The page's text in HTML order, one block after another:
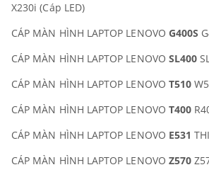
X230i (Cáp LED)
CÁP MÀN HÌNH LAPTOP LENOVO G400S
CÁP MÀN HÌNH LAPTOP LENOVO SL400
CÁP MÀN HÌNH LAPTOP LENOVO T510
CÁP MÀN HÌNH LAPTOP LENOVO T400
CÁP MÀN HÌNH LAPTOP LENOVO E531
CÁP MÀN HÌNH LAPTOP LENOVO Z570